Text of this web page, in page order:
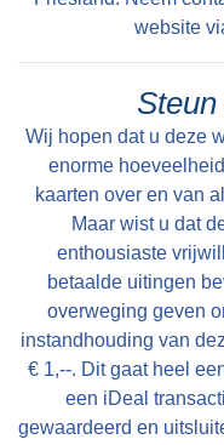
website
Wij hopen dat u deze
enorme
kaarten over en van
Maar wist u dat
enthousiaste
betaalde uitingen
overweging geven
instandhouding van
€ 1,--. Dit gaat heel
een iDeal
gewaardeerd en